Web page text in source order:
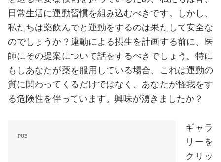
日常生活に運動習慣を組み込むべきです。しかし、
私たちは薬飲んでと運動をするのは果たして安全な
のでしょうか？運動による摂生を計画する前に、医
師にその提案について話をするべきでしょう。特に
もしあなたが薬を服用している場合、これは運動の
質に関わってくるだけではなく、あなたが怪我をす
る危険性を伴っています。興味が湧きましたか？
ギャラ
リーを
クリッ